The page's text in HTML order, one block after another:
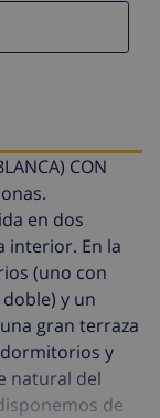
CON
en dos
interior. En la
(uno con
y un
gran terraza
dormitorios y
natural del
de